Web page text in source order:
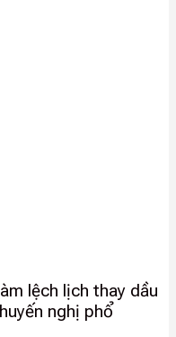
lệch lịch thay dầu
nghị phổ